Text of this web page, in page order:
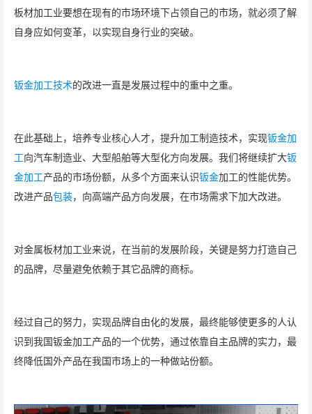
板材加工业要想在现有的市场环境下占领自己的市场，就必须了解
自身应如何变革，以实现自身行业的突破。
钣金加工技术的改进一直是发展过程中的重中之重。
在此基础上，培养专业核心人才，提升加工制造技术，实现钣金加
工向汽车制造业、大型船舶等大型化方向发展。我们将继续扩大钣
金加工产品的市场份额，从多个方面来认识钣金加工的性能优势。
改进产品包装，向高端产品方向发展，在市场需求下加大改进。
对金属板材加工业来说，在当前的发展阶段，关键是努力打造自己
的品牌，尽量避免依赖于其它品牌的商标。
经过自己的努力，实现品牌自由化的发展，最终能够使更多的人认
识到我国钣金加工产品的一个优势，通过依靠自主品牌的实力，最
终降低国外产品在我国市场上的一种做站份额。